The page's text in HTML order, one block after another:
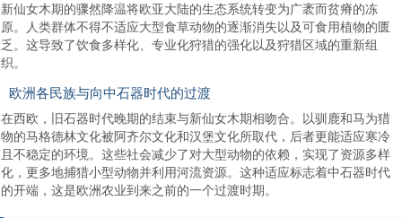
新仙女木期的骤然降温将欧亚大陆的生态系统转变为广袤而贫瘠的冻
原。人类群体不得不适应大型食草动物的逐渐消失以及可食用植物的匮
乏。这导致了饮食多样化、专业化狩猎的强化以及狩猎区域的重新组
织。
欧洲各民族与向中石器时代的过渡
在西欧，旧石器时代晚期的结束与新仙女木期相吻合。以驯鹿和马为猎
物的马格德林文化被阿齐尔文化和汉堡文化所取代，后者更能适应寒冷
且不稳定的环境。这些社会减少了对大型动物的依赖，实现了资源多样
化，更多地捕猎小型动物并利用河流资源。这种适应标志着中石器时代
的开端，这是欧洲农业到来之前的一个过渡时期。